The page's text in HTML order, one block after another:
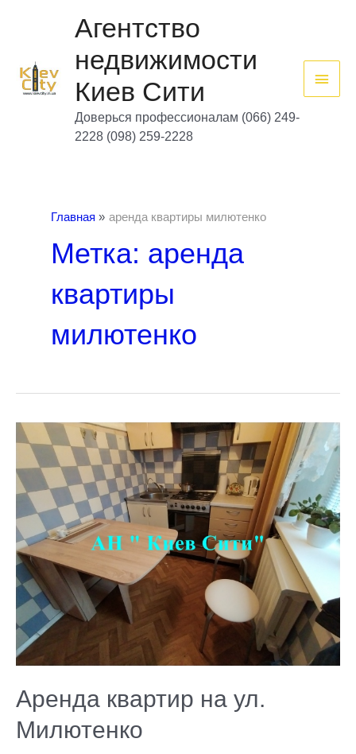
Агентство
недвижимости
Киев Сити
Доверься профессионалам (066) 249-
2228 (098) 259-2228
Главная аренда квартиры милютенко
Метка: аренда
квартиры
милютенко
Аренда квартир на ул.
Милютенко
Аренда
квартир
Милютенко